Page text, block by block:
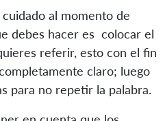
al momento de
debes hacer es colocar el
referir, esto con el fin
claro; luego
para no repetir la palabra.